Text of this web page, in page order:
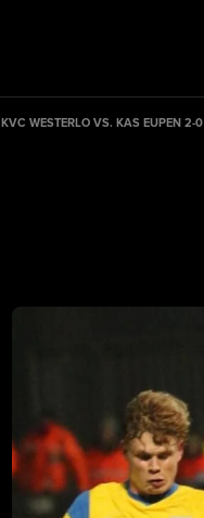
KVC WESTERLO VS. KAS EUPEN 2-0